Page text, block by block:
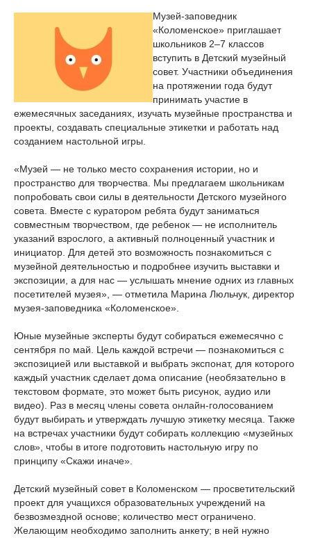
Музей-заповедник
«Коломенское» приглашает
школьников 2–7 классов
вступить в Детский музейный
совет. Участники объединения
на протяжении года будут
принимать участие в
ежемесячных заседаниях, изучать музейные пространства и
проекты, создавать специальные этикетки и работать над
созданием настольной игры.
«Музей — не только место сохранения истории, но и
пространство для творчества. Мы предлагаем школьникам
попробовать свои силы в деятельности Детского музейного
совета. Вместе с куратором ребята будут заниматься
совместным творчеством, где ребенок — не исполнитель
указаний взрослого, а активный полноценный участник и
инициатор. Для детей это возможность познакомиться с
музейной деятельностью и подробнее изучить выставки и
экспозиции, а для нас — услышать мнение одних из главных
посетителей музея», — отметила Марина Люльчук, директор
музея-заповедника «Коломенское».
Юные музейные эксперты будут собираться ежемесячно с
сентября по май. Цель каждой встречи — познакомиться с
экспозицией или выставкой и выбрать экспонат, для которого
каждый участник сделает дома описание (необязательно в
текстовом формате, это может быть рисунок, аудио или
видео). Раз в месяц члены совета онлайн-голосованием
будут выбирать и утверждать лучшую этикетку месяца. Также
на встречах участники будут собирать коллекцию «музейных
слов», чтобы в итоге подготовить настольную игру по
принципу «Скажи иначе».
Детский музейный совет в Коломенском — просветительский
проект для учащихся образовательных учреждений на
безвозмездной основе; количество мест ограничено.
Желающим необходимо заполнить анкету; в ней нужно